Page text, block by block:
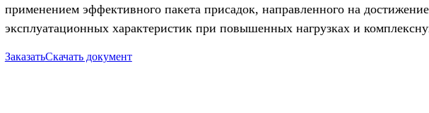
применением эффективного пакета присадок, направленного на
эксплуатационных характеристик при повышенных нагрузках и
ЗаказатьСкачать документ